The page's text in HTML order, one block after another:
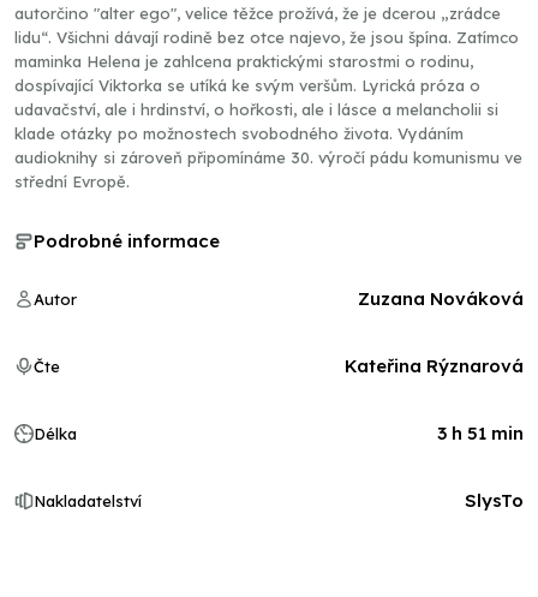
autorčino "alter ego", velice těžce prožívá, že je dcerou „zrádce
lidu“. Všichni dávají rodině bez otce najevo, že jsou špína. Zatímco
maminka Helena je zahlcena praktickými starostmi o rodinu,
dospívající Viktorka se utíká ke svým veršům. Lyrická próza o
udavačství, ale i hrdinství, o hořkosti, ale i lásce a melancholii si
klade otázky po možnostech svobodného života. Vydáním
audioknihy si zároveň připomínáme 30. výročí pádu komunismu ve
střední Evropě.
Podrobné informace
Autor Zuzana Nováková
Čte Kateřina Rýznarová
Délka 3 h 51 min
Nakladatelství SlysTo